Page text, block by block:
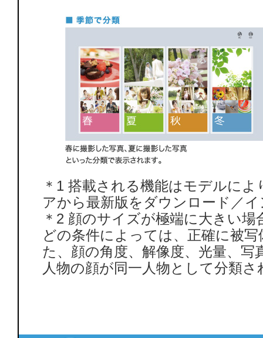
＊1 搭載される機能はモデルに
アから最新版をダウンロード／
＊2 顔のサイズが極端に大きい
どの条件によっては、正確に被
た、顔の角度、解像度、光量、
人物の顔が同一人物として分類